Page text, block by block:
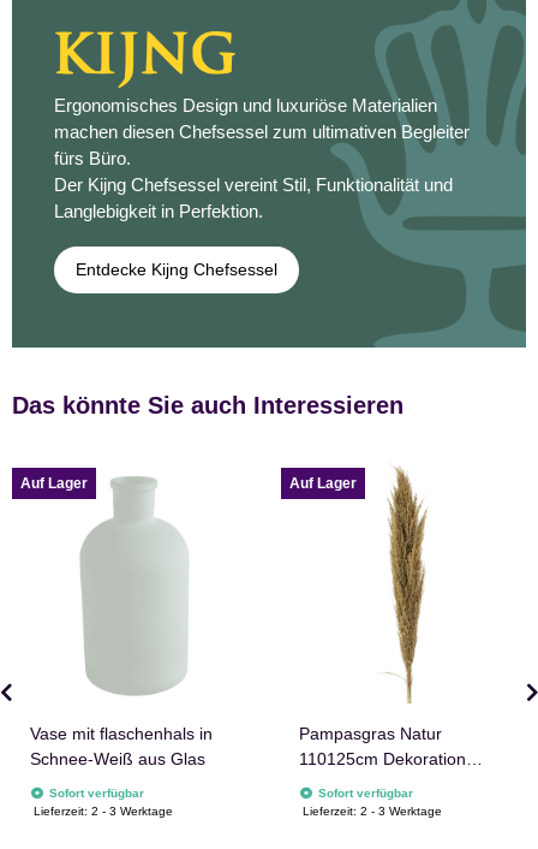
Ergonomisches Design und luxuriöse Materialien
machen diesen Chefsessel zum ultimativen Begleiter
fürs Büro.
Der Kijng Chefsessel vereint Stil, Funktionalität und
Langlebigkeit in Perfektion.
Entdecke Kijng Chefsessel
Das könnte Sie auch Interessieren
Auf Lager
Vase mit flaschenhals in
Schnee-Weiß aus Glas
Sofort verfügbar
Lieferzeit:2 - 3 Werktage
Auf Lager
Pampasgras Natur
110125cm Dekoration
Blumen Pampas Gras
Deko
Sofort verfügbar
Lieferzeit:2 - 3 Werktage